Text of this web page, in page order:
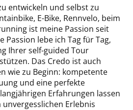
entwickeln und selbst zu
E-Bike, Rennvelo, beim
ist meine Passion seit
Passion lebe ich Tag für Tag,
Ihrer self-guided Tour
Das Credo ist auch
wie zu Beginn: kompetente
und eine perfekte
Erfahrungen lassen
Erlebnis